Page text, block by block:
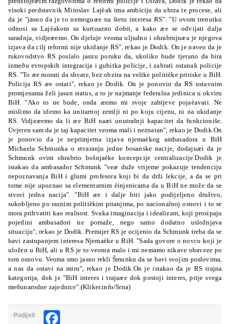
visoki predstavnik Miroslav Lajèak ima ambiciju da ubrza te procese, ali
da je "jasno da je to nemoguæe na štetu interesa RS". "U ovom trenutku
odnosi sa Lajèakom su kurtoazno dobri, a kako æe se odvijati dalja
saradnja, vidjeæemo. On djeluje veoma uljudno i ohrabrujuæa je njegova
izjava da cilj reformi nije ukidanje RS",rekao je Dodik. On je naveo da je
rukovodstvo RS poslalo jasnu poruku da, ukoliko bude tjerano da bira
izmeðu evropskih integracija i gubitka policije, izabrati ostanak policije
RS. "To æe morati da shvate, bez obzira na velike politièke pritiske u BiH.
Policija RS æe ostati", rekao je Dodik. On je ponovio da RS ustavnim
promjenama želi jasan status, a to je najmanje federalna jedinica u okviru
BiH. "Ako to ne bude, onda æemo mi svoje zahtjeve pojaèavati. Ne
mislimo da idemo ka unitarnoj zemlji ni po koju cijenu, ni na ukidanje
RS. Vidjeæemo da li æe BiH naæi unutrašnji kapacitet da funkcioniše.
Uvjeren sam da je taj kapacitet veoma mali i neznatan", rekao je Dodik.On
je ponovio da je neprimjerna izjava njemaèkog ambasadora u BiH
Michaela Schmunka o stvaranju jedne bosanske nacije, dodajuæi da je
Schmunk ovim ohrabrio bošnjaèke koncepcije centralizacije.Dodik je
istakao da ambasador Schmunk "veæ duže vrijeme pokazuje tendenciju
nepoznavanja BiH i glumi profesora koji bi da drži lekcije, a da se pri
tome nije upoznao sa elementarnim èinjenicama da u BiH ne može da se
stvori jedna nacija". "BiH æe i dalje biti jako podijeljeno društvo,
sukobljeno po raznim politièkim pitanjima, po nacionalnoj osnovi i to se
mora prihvatiti kao realnost. Svaka imaginacija i idealizam, koji prosipaju
pojedini ambasadori ne pomaže, nego samo dodatno usložnjava
situaciju", rekao je Dodik. Premijer RS je ocijenio da Schmunk treba da se
bavi zastupanjem interesa Njemaèke u BiH. "Sada govore o novcu koji je
uložen u BiH, ali u RS je to veoma malo i mi nemamo nikave obaveze po
tom osnovu. Veoma smo jasno rekli Šmunku da se bavi svojim poslovima,
a nas da ostavi na miru", rekao je Dodik.On je istakao da je RS trajna
kategorija, dok je "BiH interes i trajaæe dok postoji interes, prijesvega
meðunarodne zajednice".(Kliker.info/Srna)
Podijeli